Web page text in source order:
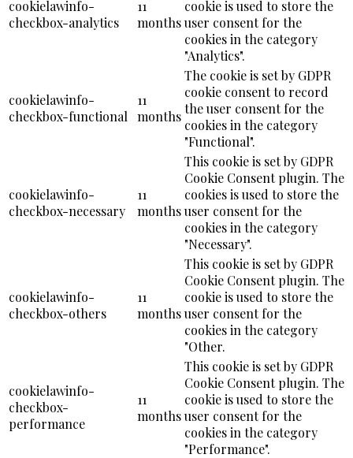
cookielawinfo-
checkbox-analytics
11
months
cookie is used to store the
user consent for the
cookies in the category
"Analytics".
cookielawinfo-
checkbox-functional
11
months
The cookie is set by GDPR
cookie consent to record
the user consent for the
cookies in the category
"Functional".
cookielawinfo-
checkbox-necessary
11
months
This cookie is set by GDPR
Cookie Consent plugin. The
cookies is used to store the
user consent for the
cookies in the category
"Necessary".
cookielawinfo-
checkbox-others
11
months
This cookie is set by GDPR
Cookie Consent plugin. The
cookie is used to store the
user consent for the
cookies in the category
"Other.
cookielawinfo-
checkbox-
performance
11
months
This cookie is set by GDPR
Cookie Consent plugin. The
cookie is used to store the
user consent for the
cookies in the category
"Performance".